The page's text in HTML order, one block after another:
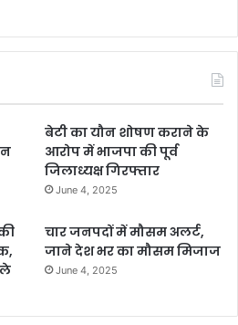
बेटी का यौन शोषण कराने के
आरोप में भाजपा की पूर्व
जिलाध्यक्ष गिरफ्तार
June 4, 2025
चार जनपदों में मौसम अलर्ट,
जाने देश भर का मौसम मिजाज
June 4, 2025